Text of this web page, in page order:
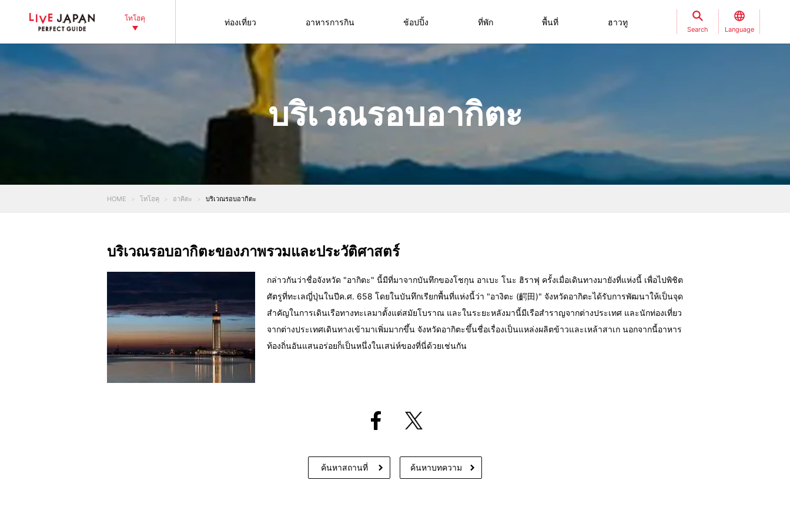
โทโฮคุ ท่องเที่ยว อาหารการกิน ช้อปปิ้ง ที่พัก พื้นที่ ฮาวทู
Search Language
บริเวณรอบอากิตะ
HOME โทโฮคุ อาคิตะ บริเวณรอบอากิตะ
บริเวณรอบอากิตะของภาพรวมและประวัติศาสตร์
กล่าวกันว่าชื่อจังหวัด "อากิตะ" นี้มีที่มาจากบันทึกของโชกุน อาเบะ โนะ ฮิราฟุ ครั้งเมื่อเดินทางมายังที่แห่งนี้ เพื่อไปพิชิต
ศัตรูที่ทะเลญี่ปุ่นในปีค.ศ. 658 โดยในบันทึกเรียกพื้นที่แห่งนี้ว่า "อางิตะ (齶田)" จังหวัดอากิตะได้รับการพัฒนาให้เป็นจุด
สำคัญในการเดินเรือทางทะเลมาตั้งแต่สมัยโบราณ และในระยะหลังมานี้มีเรือสำราญจากต่างประเทศ และนักท่องเที่ยว
จากต่างประเทศเดินทางเข้ามาเพิ่มมากขึ้น จังหวัดอากิตะขึ้นชื่อเรื่องเป็นแหล่งผลิตข้าวและเหล้าสาเก นอกจากนี้อาหาร
ท้องถิ่นอันแสนอร่อยก็เป็นหนึ่งในเสน่ห์ของที่นี่ด้วยเช่นกัน
ค้นหาสถานที่ ค้นหาบทความ